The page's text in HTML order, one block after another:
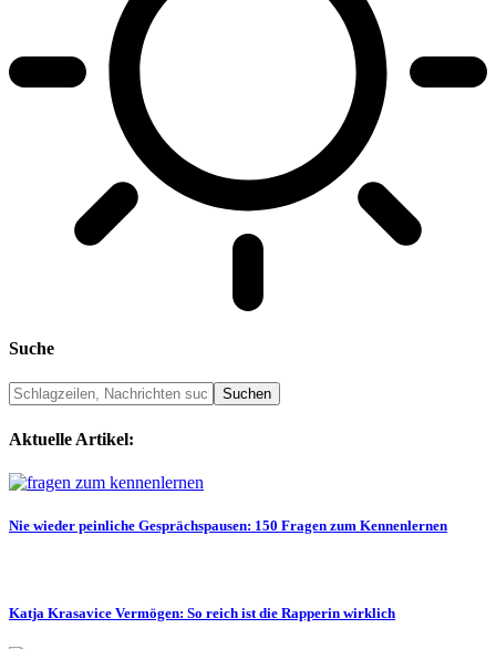
Suche
Aktuelle Artikel:
Nie wieder peinliche Gesprächspausen: 150 Fragen zum Kennenlernen
Katja Krasavice Vermögen: So reich ist die Rapperin wirklich